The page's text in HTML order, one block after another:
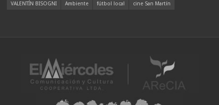
VALENTÍN BISOGNI
Ambiente fútbol local cine San Martín